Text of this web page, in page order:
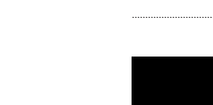
…………………………